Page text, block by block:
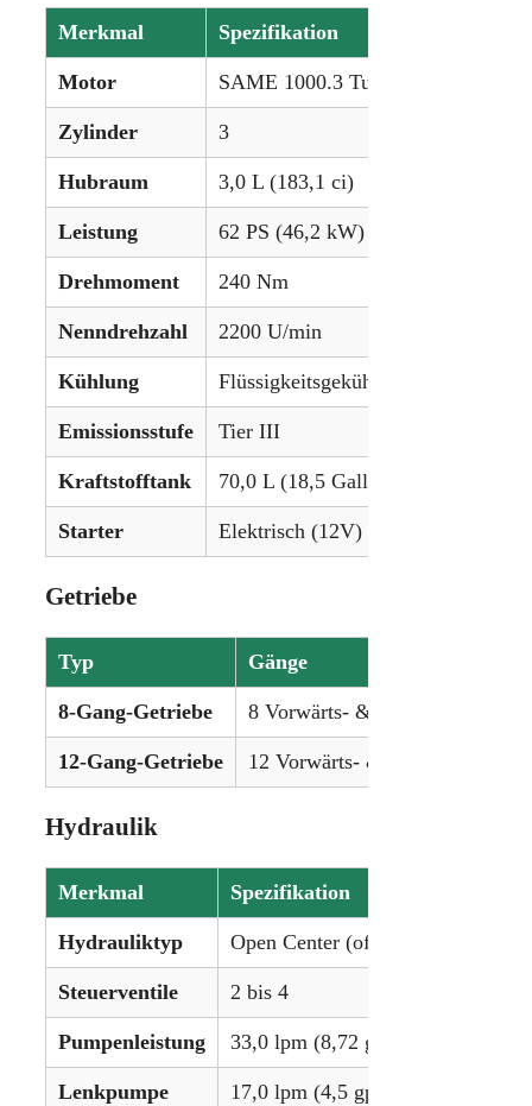
Merkmal Spezifikation
Motor SAME 1000.3 Turbo-Diesel
Zylinder 3
Hubraum 3,0 L (183,1 ci)
Leistung 62 PS (46,2 kW)
Drehmoment 240 Nm
Nenndrehzahl 2200 U/min
Kühlung Flüssigkeitsgekühlt
Emissionsstufe Tier III
Kraftstofftank 70,0 L (18,5 Gallonen)
Starter Elektrisch (12V)
Getriebe
Typ Gänge
8-Gang-Getriebe 8 Vorwärts- & 2
12-Gang-Getriebe 12 Vorwärts- & 3
Hydraulik
Merkmal Spezifikation
Hydrauliktyp Open Center (offenes Zentrum)
Steuerventile 2 bis 4
Pumpenleistung 33,0 lpm (8,72 gpm)
Lenkpumpe 17,0 lpm (4,5 gpm)